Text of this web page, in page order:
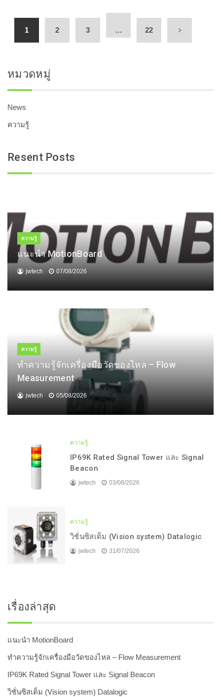
1 2 3 … 22
หมวดหมู่
News
ความรู้
Resent Posts
ความรู้
แนะนำ MotionBoard
jwtech 07/08/2026
ความรู้
ทำความรู้จักเครื่องมือวัดของไหล – Flow
Measurement
jwtech 05/08/2026
ความรู้
IP69K Rated Signal Tower และ Signal
Beacon
jwtech 03/08/2026
ความรู้
วิชั่นซิสเต็ม (Vision system) Datalogic
jwtech 31/07/2026
เรื่องล่าสุด
แนะนำ MotionBoard
ทำความรู้จักเครื่องมือวัดของไหล – Flow Measurement
IP69K Rated Signal Tower และ Signal Beacon
วิชั่นซิสเต็ม (Vision system) Datalogic